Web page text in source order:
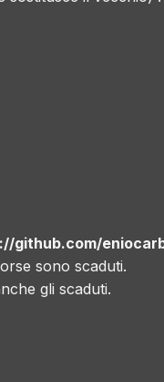
github.com/
sono scaduti.
gli scaduti.